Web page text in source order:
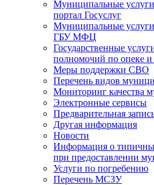
Муниципальные
портал Госуслуг
Муниципальные
ГБУ МФЦ
Государственные
полномочий по опеке и
Меры поддержки СВО
Перечень видов
Мониторинг качества
Электронные сервисы
Предварительная
Другая информация
Новости
Информация о
при предоставлении
Услуги по погребению
Перечень МСЗУ